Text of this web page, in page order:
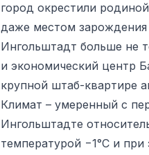
город окрестили
даже местом
Ингольштадт больше не
и экономический центр
крупной штаб-квартире
Климат – умеренный с
Ингольштадте
температурой −1°C и